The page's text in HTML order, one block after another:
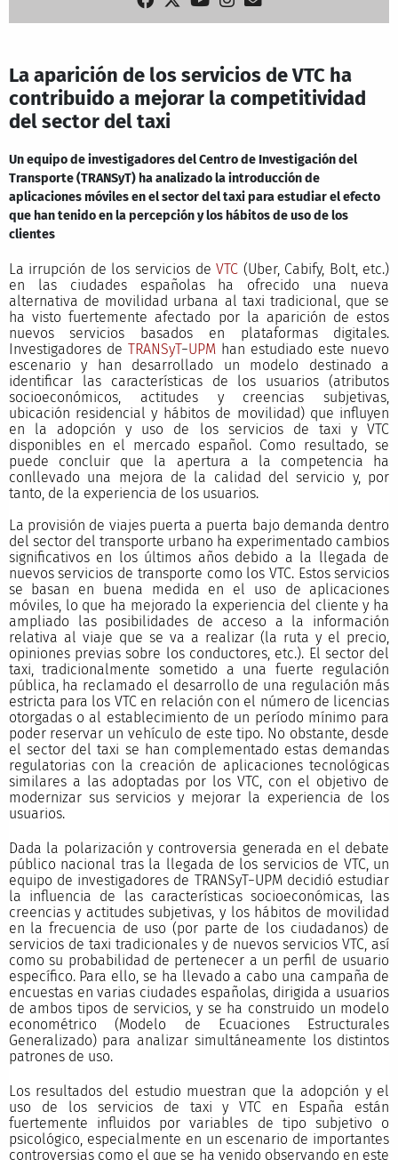
La aparición de los servicios de VTC ha
contribuido a mejorar la competitividad
del sector del taxi
Un equipo de investigadores del Centro de Investigación del
Transporte (TRANSyT) ha analizado la introducción de
aplicaciones móviles en el sector del taxi para estudiar el efecto
que han tenido en la percepción y los hábitos de uso de los
clientes
La irrupción de los servicios deVTC (Uber, Cabify, Bolt, etc.)
en las ciudades españolas ha ofrecido una nueva
alternativa de movilidad urbana al taxi tradicional, que se
ha visto fuertemente afectado por la aparición de estos
nuevos servicios basados en plataformas digitales.
Investigadores de TRANSyT−UPM han estudiado este nuevo
escenario y han desarrollado un modelo destinado a
identificar las características de los usuarios (atributos
socioeconómicos, actitudes y creencias subjetivas,
ubicación residencial y hábitos de movilidad) que influyen
en la adopción y uso de los servicios de taxi y VTC
disponibles en el mercado español. Como resultado, se
puede concluir que la apertura a la competencia ha
conllevado una mejora de la calidad del servicio y, por
tanto, de la experiencia de los usuarios.
La provisión de viajes puerta a puerta bajo demanda dentro
del sector del transporte urbano ha experimentado cambios
significativos en los últimos años debido a la llegada de
nuevos servicios de transporte como los VTC. Estos servicios
se basan en buena medida en el uso de aplicaciones
móviles, lo que ha mejorado la experiencia del cliente y ha
ampliado las posibilidades de acceso a la información
relativa al viaje que se va a realizar (la ruta y el precio,
opiniones previas sobre los conductores, etc.). El sector del
taxi, tradicionalmente sometido a una fuerte regulación
pública, ha reclamado el desarrollo de una regulación más
estricta para los VTC en relación con el número de licencias
otorgadas o al establecimiento de un período mínimo para
poder reservar un vehículo de este tipo. No obstante, desde
el sector del taxi se han complementado estas demandas
regulatorias con la creación de aplicaciones tecnológicas
similares a las adoptadas por los VTC, con el objetivo de
modernizar sus servicios y mejorar la experiencia de los
usuarios.
Dada la polarización y controversia generada en el debate
público nacional tras la llegada de los servicios de VTC, un
equipo de investigadores de TRANSyT−UPM decidió estudiar
la influencia de las características socioeconómicas, las
creencias y actitudes subjetivas, y los hábitos de movilidad
en la frecuencia de uso (por parte de los ciudadanos) de
servicios de taxi tradicionales y de nuevos servicios VTC, así
como su probabilidad de pertenecer a un perfil de usuario
específico. Para ello, se ha llevado a cabo una campaña de
encuestas en varias ciudades españolas, dirigida a usuarios
de ambos tipos de servicios, y se ha construido un modelo
econométrico (Modelo de Ecuaciones Estructurales
Generalizado) para analizar simultáneamente los distintos
patrones de uso.
Los resultados del estudio muestran que la adopción y el
uso de los servicios de taxi y VTC en España están
fuertemente influidos por variables de tipo subjetivo o
psicológico, especialmente en un escenario de importantes
controversias como el que se ha venido observando en este